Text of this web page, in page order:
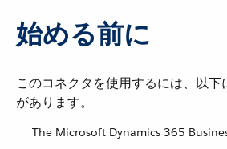
始める前に
このコネクタを使用するには、以
があります。
The Microsoft Dynamics 365